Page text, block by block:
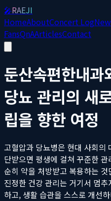
🎤RAEJI
HomeAboutConcert Log
FansQnAArticlesContact
둔산속편한내과
당뇨 관리의 새
립을 향한 여정
고혈압과 당뇨병은 현대 사회의
단받으면 평생에 걸쳐 꾸준한
순히 약을 처방받고 복용하는
진정한 건강 관리는 거기서 멈
하고, 생활 습관을 스스로 개선